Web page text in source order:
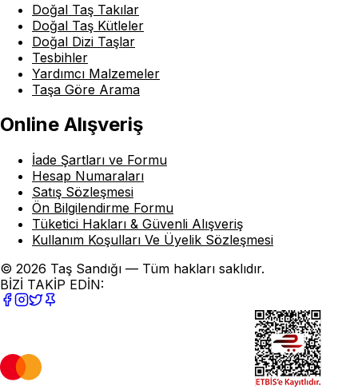
Doğal Taş Takılar
Doğal Taş Kütleler
Doğal Dizi Taşlar
Tesbihler
Yardımcı Malzemeler
Taşa Göre Arama
Online Alışveriş
İade Şartları ve Formu
Hesap Numaraları
Satış Sözleşmesi
Ön Bilgilendirme Formu
Tüketici Hakları & Güvenli Alışveriş
Kullanım Koşulları Ve Üyelik Sözleşmesi
© 2026 Taş Sandığı — Tüm hakları saklıdır.
BİZİ TAKİP EDİN: